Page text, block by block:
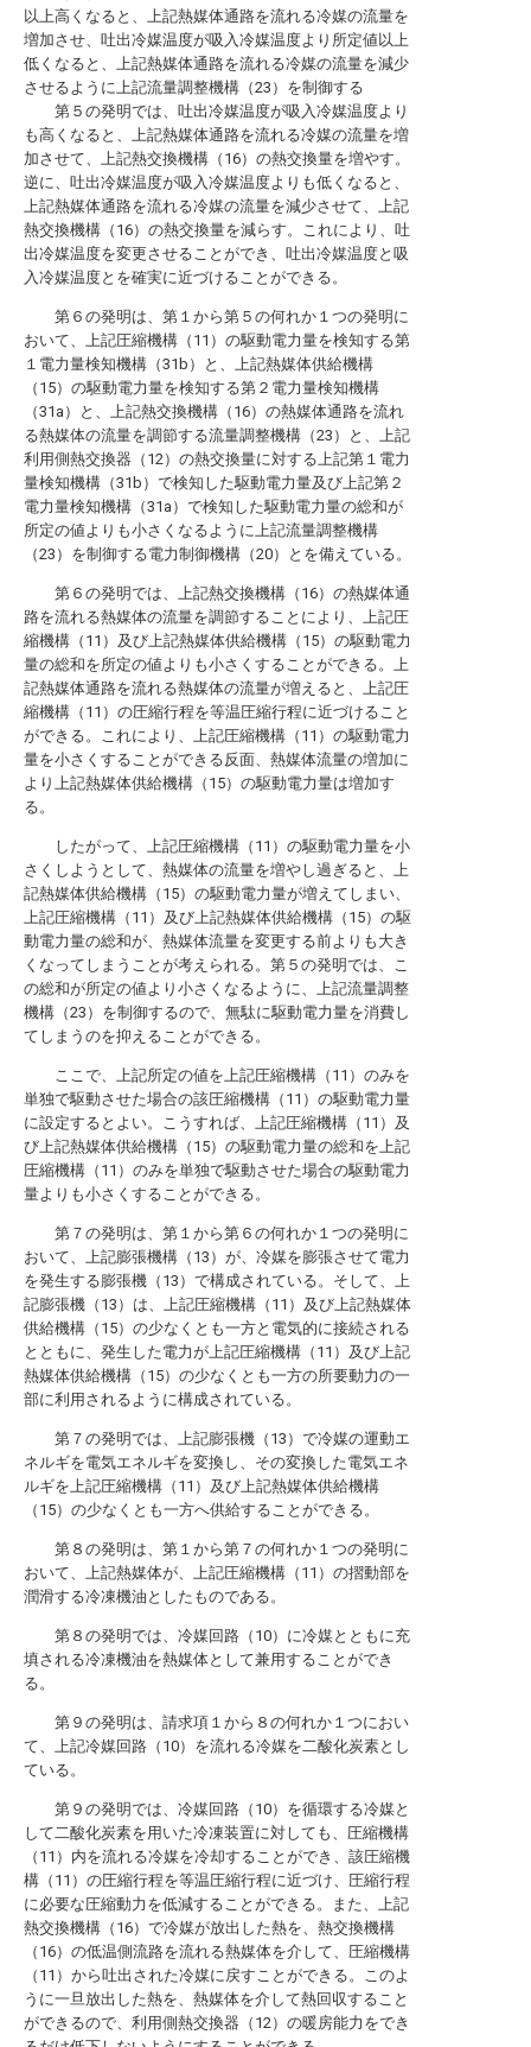
以上高くなると、上記熱媒体通路を流れる冷媒の流量を
増加させ、吐出冷媒温度が吸入冷媒温度より所定値以上
低くなると、上記熱媒体通路を流れる冷媒の流量を減少
させるように上記流量調整機構（23）を制御する
第５の発明では、吐出冷媒温度が吸入冷媒温度より
も高くなると、上記熱媒体通路を流れる冷媒の流量を増
加させて、上記熱交換機構（16）の熱交換量を増やす。
逆に、吐出冷媒温度が吸入冷媒温度よりも低くなると、
上記熱媒体通路を流れる冷媒の流量を減少させて、上記
熱交換機構（16）の熱交換量を減らす。これにより、吐
出冷媒温度を変更させることができ、吐出冷媒温度と吸
入冷媒温度とを確実に近づけることができる。
第６の発明は、第１から第５の何れか１つの発明に
おいて、上記圧縮機構（11）の駆動電力量を検知する第
１電力量検知機構（31b）と、上記熱媒体供給機構
（15）の駆動電力量を検知する第２電力量検知機構
（31a）と、上記熱交換機構（16）の熱媒体通路を流れ
る熱媒体の流量を調節する流量調整機構（23）と、上記
利用側熱交換器（12）の熱交換量に対する上記第１電力
量検知機構（31b）で検知した駆動電力量及び上記第２
電力量検知機構（31a）で検知した駆動電力量の総和が
所定の値よりも小さくなるように上記流量調整機構
（23）を制御する電力制御機構（20）とを備えている。
第６の発明では、上記熱交換機構（16）の熱媒体通
路を流れる熱媒体の流量を調節することにより、上記圧
縮機構（11）及び上記熱媒体供給機構（15）の駆動電力
量の総和を所定の値よりも小さくすることができる。上
記熱媒体通路を流れる熱媒体の流量が増えると、上記圧
縮機構（11）の圧縮行程を等温圧縮行程に近づけること
ができる。これにより、上記圧縮機構（11）の駆動電力
量を小さくすることができる反面、熱媒体流量の増加に
より上記熱媒体供給機構（15）の駆動電力量は増加す
る。
したがって、上記圧縮機構（11）の駆動電力量を小
さくしようとして、熱媒体の流量を増やし過ぎると、上
記熱媒体供給機構（15）の駆動電力量が増えてしまい、
上記圧縮機構（11）及び上記熱媒体供給機構（15）の駆
動電力量の総和が、熱媒体流量を変更する前よりも大き
くなってしまうことが考えられる。第５の発明では、こ
の総和が所定の値より小さくなるように、上記流量調整
機構（23）を制御するので、無駄に駆動電力量を消費し
てしまうのを抑えることができる。
ここで、上記所定の値を上記圧縮機構（11）のみを
単独で駆動させた場合の該圧縮機構（11）の駆動電力量
に設定するとよい。こうすれば、上記圧縮機構（11）及
び上記熱媒体供給機構（15）の駆動電力量の総和を上記
圧縮機構（11）のみを単独で駆動させた場合の駆動電力
量よりも小さくすることができる。
第７の発明は、第１から第６の何れか１つの発明に
おいて、上記膨張機構（13）が、冷媒を膨張させて電力
を発生する膨張機（13）で構成されている。そして、上
記膨張機（13）は、上記圧縮機構（11）及び上記熱媒体
供給機構（15）の少なくとも一方と電気的に接続される
とともに、発生した電力が上記圧縮機構（11）及び上記
熱媒体供給機構（15）の少なくとも一方の所要動力の一
部に利用されるように構成されている。
第７の発明では、上記膨張機（13）で冷媒の運動エ
ネルギを電気エネルギを変換し、その変換した電気エネ
ルギを上記圧縮機構（11）及び上記熱媒体供給機構
（15）の少なくとも一方へ供給することができる。
第８の発明は、第１から第７の何れか１つの発明に
おいて、上記熱媒体が、上記圧縮機構（11）の摺動部を
潤滑する冷凍機油としたものである。
第８の発明では、冷媒回路（10）に冷媒とともに充
填される冷凍機油を熱媒体として兼用することができ
る。
第９の発明は、請求項１から８の何れか１つにおい
て、上記冷媒回路（10）を流れる冷媒を二酸化炭素とし
ている。
第９の発明では、冷媒回路（10）を循環する冷媒と
して二酸化炭素を用いた冷凍装置に対しても、圧縮機構
（11）内を流れる冷媒を冷却することができ、該圧縮機
構（11）の圧縮行程を等温圧縮行程に近づけ、圧縮行程
に必要な圧縮動力を低減することができる。また、上記
熱交換機構（16）で冷媒が放出した熱を、熱交換機構
（16）の低温側流路を流れる熱媒体を介して、圧縮機構
（11）から吐出された冷媒に戻すことができる。このよ
うに一旦放出した熱を、熱媒体を介して熱回収すること
ができるので、利用側熱交換器（12）の暖房能力をでき